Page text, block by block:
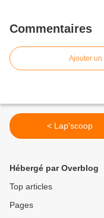
Commentaires
Ajouter un
< Lap'scoop
Hébergé par Overblog
Top articles
Pages